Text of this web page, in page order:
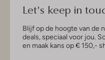
Let's keep in
Blijf op de hoogte van de
deals, speciaal voor jou.
en maak kans op € 150,-